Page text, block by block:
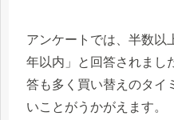
アンケートでは、半数以
年以内」と回答されまし
答も多く買い替えのタイ
いことがうかがえます。